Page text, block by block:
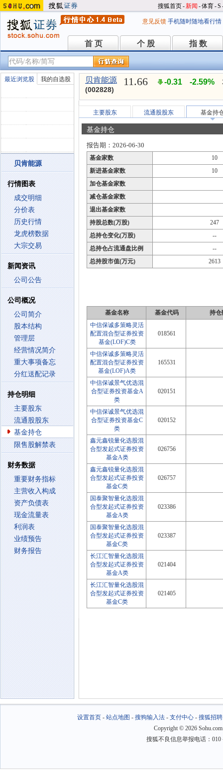
搜狐首页-新闻 -体育-S
意见反馈 手机随时随地看行情
首 页
首 页 个 股
个 股 指 数
指 数
最近浏览股 我的自选股
贝肯能源
行情图表
成交明细
分价表
历史行情
龙虎榜数据
大宗交易
新闻资讯
公司公告
公司概况
公司简介
股本结构
管理层
经营情况简介
重大事项备忘
分红送配记录
持仓明细
主要股东
流通股股东
基金持仓
限售股解禁表
财务数据
重要财务指标
主营收入构成
资产负债表
现金流量表
利润表
业绩预告
财务报告
贝肯能源
(002828)
11.66 -0.31 -2.59%
主要股东 流通股股东 基金持
基金持仓
报告期：2026-06-30
基金家数
10
新进基金家数
10
加仓基金家数
减仓基金家数
退出基金家数
持股总数(万股)
247
总持仓变化(万股)
--
总持仓占流通盘比例
--
总持股市值(万元)
2613
基金名称 基金代码
持仓
中信保诚多策略灵活
配置混合型证券投资
基金(LOF)C类
018561
中信保诚多策略灵活
配置混合型证券投资
基金(LOF)A类
165531
中信保诚景气优选混
合型证券投资基金A
类
020151
中信保诚景气优选混
合型证券投资基金C
类
020152
鑫元鑫锐量化选股混
合型发起式证券投资
基金A类
026756
鑫元鑫锐量化选股混
合型发起式证券投资
基金C类
026757
国泰聚智量化选股混
合型发起式证券投资
基金A类
023386
国泰聚智量化选股混
合型发起式证券投资
基金C类
023387
长江汇智量化选股混
合型发起式证券投资
基金A类
021404
长江汇智量化选股混
合型发起式证券投资
基金C类
021405
设置首页- 站点地图 - 搜狗输入法- 支付中心- 搜狐招聘
Copyright © 2026
搜狐不良信息举报电话：010